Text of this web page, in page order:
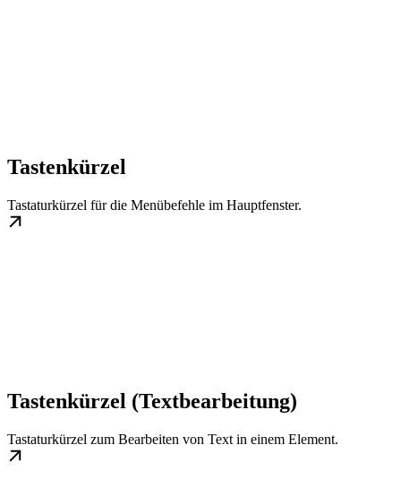
Tastenkürzel
Tastaturkürzel für die Menübefehle im Hauptfenster.
Tastenkürzel (Textbearbeitung)
Tastaturkürzel zum Bearbeiten von Text in einem Element.